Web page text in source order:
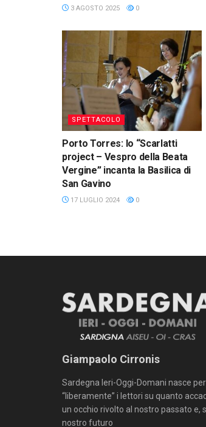
3 AGOSTO 2025 0
SPETTACOLO
Porto Torres: lo “Scarlatti
project – Vespro della Beata
Vergine” incanta la Basilica di
San Gavino
17 LUGLIO 2024 0
Giampaolo Cirronis
Sardegna Ieri-Oggi-Domani nasce
“liberamente” i lettori su quanto
un occhio rivolto al nostro passato e,
nostro futuro